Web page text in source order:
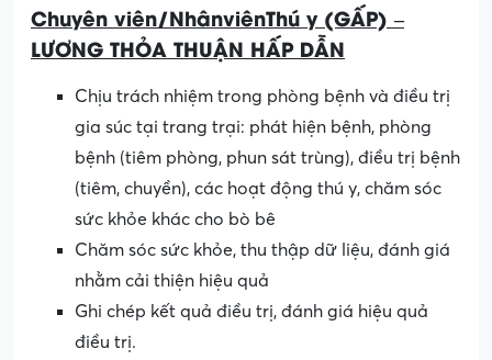
Chuyên viên/NhânviênThú y (GẤP) –
LƯƠNG THỎA THUẬN HẤP DẪN
Chịu trách nhiệm trong phòng bệnh và điều trị
gia súc tại trang trại: phát hiện bệnh, phòng
bệnh (tiêm phòng, phun sát trùng), điều trị bệnh
(tiêm, chuyền), các hoạt động thú y, chăm sóc
sức khỏe khác cho bò bê
Chăm sóc sức khỏe, thu thập dữ liệu, đánh giá
nhằm cải thiện hiệu quả
Ghi chép kết quả điều trị, đánh giá hiệu quả
điều trị.